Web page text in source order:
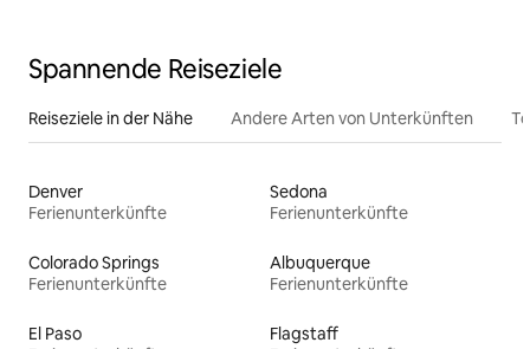
Spannende Reiseziele
Reiseziele in der Nähe Andere Arten von Unterkünften
Denver
Ferienunterkünfte
Sedona
Ferienunterkünfte
Colorado Springs
Ferienunterkünfte
Albuquerque
Ferienunterkünfte
El Paso
Flagstaff